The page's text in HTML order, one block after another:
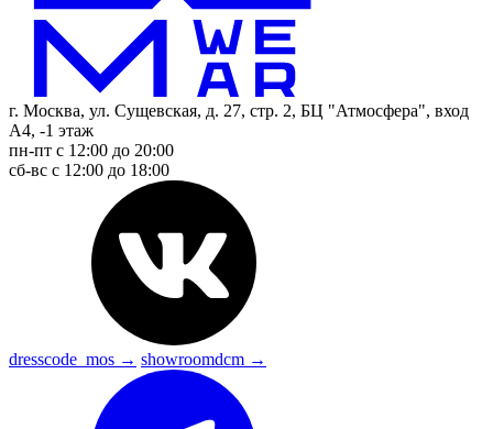
г. Москва, ул. Сущевская, д. 27, стр. 2, БЦ "Атмосфера", вход
А4, -1 этаж
пн-пт с 12:00 до 20:00
сб-вс с 12:00 до 18:00
dresscode_mos → showroomdcm →